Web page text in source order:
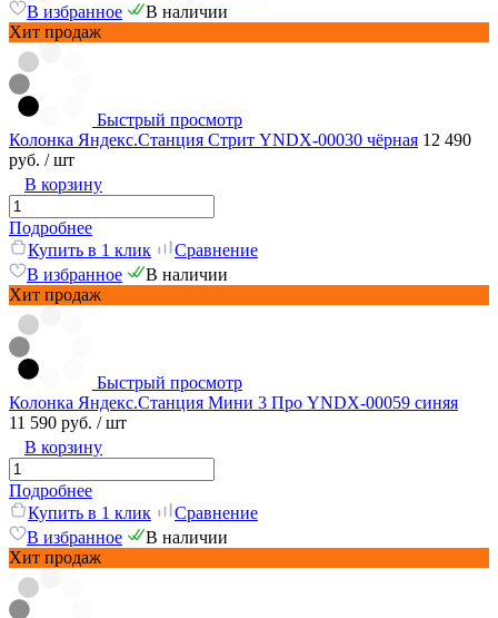
В избранное
В наличии
Хит продаж
Быстрый просмотр
Колонка Яндекс.Станция Стрит YNDX-00030 чёрная 12 490
руб. / шт
В корзину
Подробнее
Купить в 1 клик
Сравнение
В избранное
В наличии
Хит продаж
Быстрый просмотр
Колонка Яндекс.Станция Мини 3 Про YNDX-00059 синяя
11 590 руб. / шт
В корзину
Подробнее
Купить в 1 клик
Сравнение
В избранное
В наличии
Хит продаж